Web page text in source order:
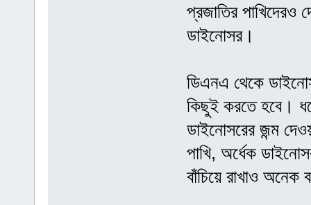
প্রজাতির পাখিদেরও
ডাইনোসর।
ডিএনএ থেকে
কিছুই করতে হবে।
ডাইনোসরের জন্ম
পাখি, অর্ধেক
বাঁচিয়ে রাখাও অনেক